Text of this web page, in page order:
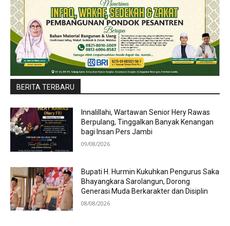
BERITA TERBARU
Innalillahi, Wartawan Senior Hery Rawas
Berpulang, Tinggalkan Banyak Kenangan
bagi Insan Pers Jambi
09/08/2026
Bupati H. Hurmin Kukuhkan Pengurus Saka
Bhayangkara Sarolangun, Dorong
Generasi Muda Berkarakter dan Disiplin
08/08/2026